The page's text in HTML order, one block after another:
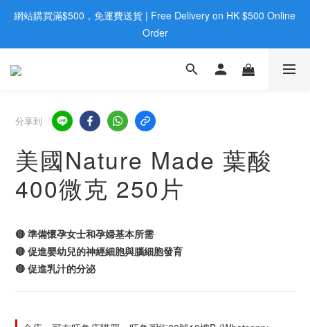
歡迎親臨旺角店購買：旺角弼街20號12樓B  |  RealDeal 保健品 |
WhatsApp 9560 0709
網站購買滿$500，免運費送貨 | Free Delivery on HK $500 Online
Order
歡迎親臨旺角店購買：旺角弼街20號12樓B  |  RealDeal 保健品 |
分享到
美國Nature Made 葉酸
400微克 250片
🔴 準備懷孕女士和孕婦基本所需
🔴 促進嬰幼兒的神經細胞與腦細胞發育
🔴 促進乳汁的分泌